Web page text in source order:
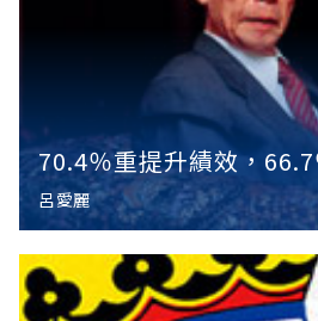
70.4％重提升績效，
呂愛麗